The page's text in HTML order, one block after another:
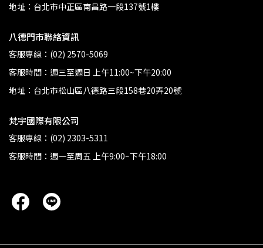
地址：台北市中正區南昌路一段137號1樓
八德門市聯絡資訊
客服專線：(02) 2570-5069
客服時間：週三至週日 上午11:00~下午20:00
地址：台北市松山區八德路三段158巷20弄20號
梵宇國際有限公司
客服專線：(02) 2303-5311
客服時間：週一至周五 上午9:00~下午18:00